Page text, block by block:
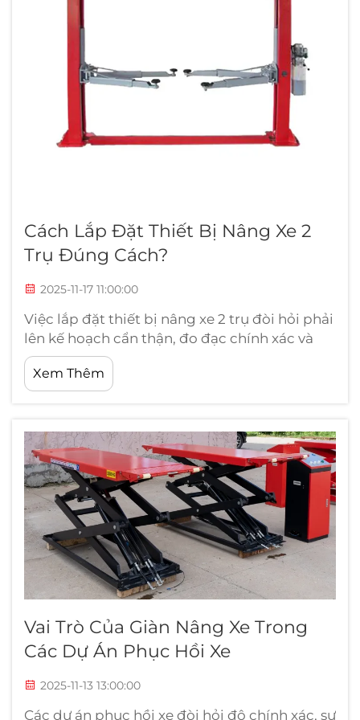
Cách Lắp Đặt Thiết Bị Nâng Xe 2
Trụ Đúng Cách?
2025-11-17 11:00:00
Việc lắp đặt thiết bị nâng xe 2 trụ đòi hỏi phải
lên kế hoạch cẩn thận, đo đạc chính xác và
tuân thủ các quy trình an toàn để đảm bảo
hiệu suất tối ưu và tuổi thọ dài lâu. Việc lắp
đặt chuyên nghiệp các thiết bị nâng ô tô yêu
Xem Thêm
Vai Trò Của Giàn Nâng Xe Trong
Các Dự Án Phục Hồi Xe
2025-11-13 13:00:00
Các dự án phục hồi xe đòi hỏi độ chính xác, sự